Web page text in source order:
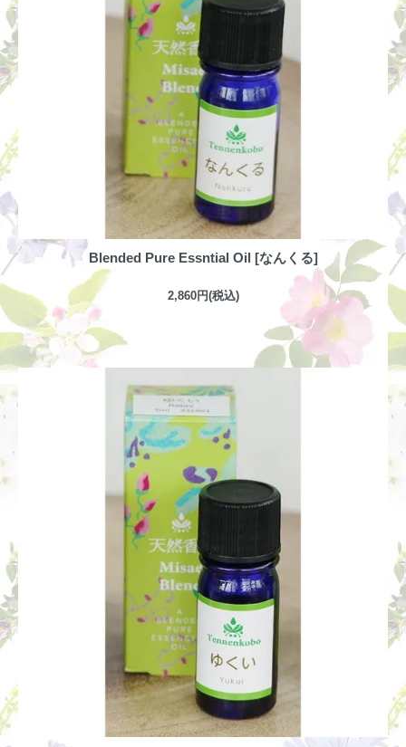
Blended Pure Essntial Oil [なんくる]
2,860円(税込)